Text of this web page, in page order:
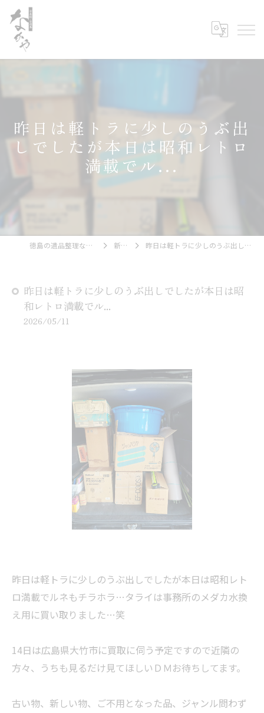
昨日は軽トラに少しのうぶ出
しでしたが本日は昭和レトロ
満載でル...
徳島の遺品整理なら古美術・古道具 なかや 新着情報 昨日は軽トラに少しのうぶ出しでしたが本日は昭和レトロ満載でル...
昨日は軽トラに少しのうぶ出しでしたが本日は昭
和レトロ満載でル...
2026/05/11
昨日は軽トラに少しのうぶ出しでしたが本日は昭和レト
ロ満載でルネもチラホラ…タライは事務所のメダカ水換
え用に買い取りました…笑
14日は広島県大竹市に買取に伺う予定ですので近隣の
方々、うちも見るだけ見てほしいＤＭお待ちしてます。
古い物、新しい物、ご不用となった品、ジャンル問わず